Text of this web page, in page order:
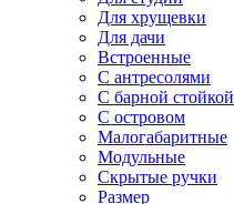
Для хрущевки
Для дачи
Встроенные
С антресолями
С барной стойкой
С островом
Малогабаритные
Модульные
Скрытые ручки
Размер